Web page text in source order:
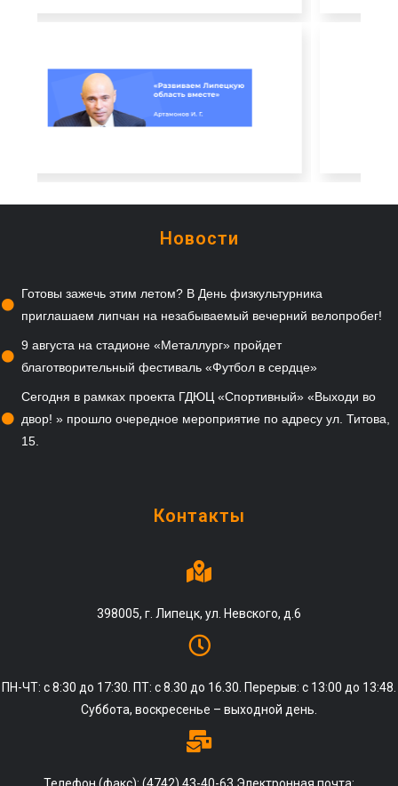
Новости
Готовы зажечь этим летом? В День физкультурника
приглашаем липчан на незабываемый вечерний велопробег!
9 августа на стадионе «Металлург» пройдет
благотворительный фестиваль «Футбол в сердце»
Сегодня в рамках проекта ГДЮЦ «Спортивный» «Выходи во
двор! » прошло очередное мероприятие по адресу ул. Титова,
15.
Контакты
398005, г. Липецк, ул. Невского, д.6
ПН-ЧТ: с 8:30 до 17:30. ПТ: с 8.30 до 16.30. Перерыв: с 13:00 до 13:48.
Суббота, воскресенье – выходной день.